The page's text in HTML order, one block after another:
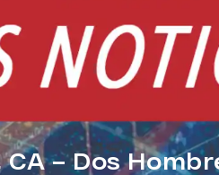
– Dos